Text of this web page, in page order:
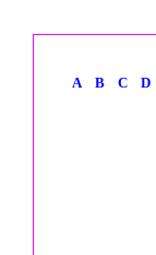
A B C D